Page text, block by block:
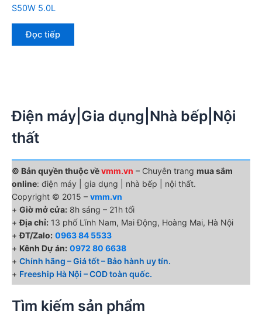
S50W 5.0L
Đọc tiếp
Điện máy|Gia dụng|Nhà bếp|Nội
thất
© Bản quyền thuộc vềvmm.vn – Chuyên trang mua sắm
online: điện máy | gia dụng | nhà bếp | nội thất.
Copyright © 2015 – vmm.vn
+ Giờ mở cửa: 8h sáng – 21h tối
+Địa chỉ: 13 phố Lĩnh Nam, Mai Động, Hoàng Mai, Hà Nội
+ĐT/Zalo: 0963 84 5533
+ Kênh Dự án: 0972 80 6638
+ Chính hãng – Giá tốt – Bảo hành uy tín.
+ Freeship Hà Nội – COD toàn quốc.
Tìm kiếm sản phẩm